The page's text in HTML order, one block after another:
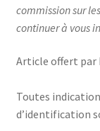
commission sur
continuer à vous
Article offert par
Toutes
d’identification